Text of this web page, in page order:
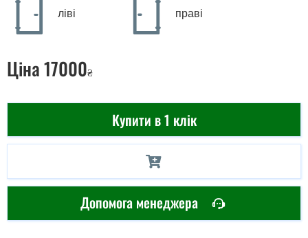
ліві праві
Ціна17000₴
Купити в 1 клік
Допомога менеджера